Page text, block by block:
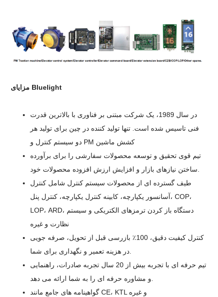
مزایای Bluelight
در سال 1989، یک شرکت مبتنی بر فناوری با بالاترین قدرت
فنی تاسیس شده است. تنها تولید کننده در چین برای تولید هر
دو سیستم کنترل و PM کشش ماشین
تیم قوی تحقیق و توسعه محصولات سفارشی را برای برآورده
طیف گسترده ای از محصولات سیستم کنترل شامل کنترل
آسانسور یکپارچه، کابینه کنترل یکپارچه، کنترل پنل، COP،
LOP، ARD، دستگاه باز کردن ترمزهای الکتریکی و سیستم
نظارت و غیره
کنترل کیفیت دقیق، 100٪ بازرسی قبل از تحویل، صرفه جویی
تیم حرفه ای با تجربه بیش از 20 سال تجربه صادرات، راهنمایی
گواهینامه های جامع مانند CE، KTL و غیره